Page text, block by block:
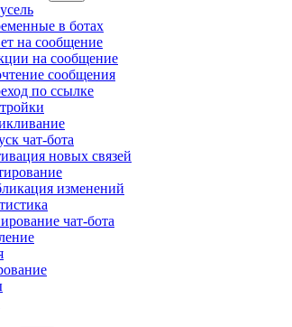
в ботах
на сообщение
на сообщение
сообщения
по ссылке
чат-бота
новых связей
изменений
чат-бота